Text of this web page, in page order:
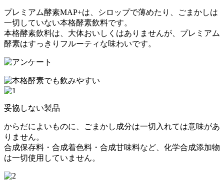
プレミアム酵素MAP+は、シロップで薄めたり、ごまかしは
一切していない本格酵素飲料です。
本格酵素飲料は、大体おいしくはありませんが、プレミアム
酵素はすっきりフルーティな味わいです。
妥協しない製品
からだによいものに、ごまかし成分は一切入れては意味があ
りません。
合成保存料・合成着色料・合成甘味料など、化学合成添加物
は一切使用していません。